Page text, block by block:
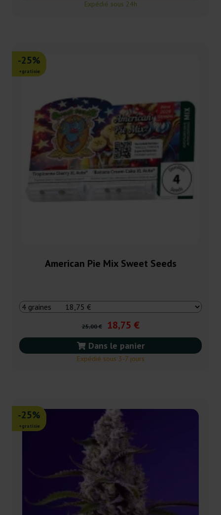
Expédié sous 24h
-25%
+gratisie
American Pie Mix Sweet Seeds
25,00 € 18,75 €
Dans le panier
Expédié sous 3-7 jours
-25%
+gratisie